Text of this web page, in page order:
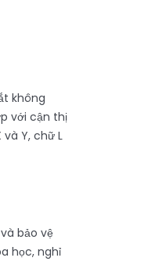
không
với cận thị
Y, chữ L
và bảo vệ
học, nghỉ